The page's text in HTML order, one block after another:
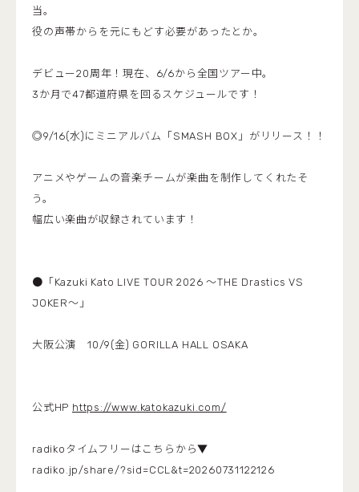
当。
役の声帯からを元にもどす必要があったとか。
デビュー20周年！現在、6/6から全国ツアー中。
3か月で47都道府県を回るスケジュールです！
◎9/16(水)にミニアルバム「SMASH BOX」がリリース！！
アニメやゲームの音楽チームが楽曲を制作してくれたそ
う。
幅広い楽曲が収録されています！
●「Kazuki Kato LIVE TOUR 2026 ～THE Drastics VS
JOKER～」
大阪公演 10/9(金) GORILLA HALL OSAKA
公式HP https://www.katokazuki.com/
radikoタイムフリーはこちらから▼
radiko.jp/share/?sid=CCL&t=20260731122126